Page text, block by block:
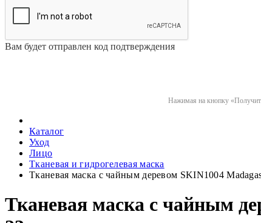
Вам будет отправлен код подтверждения
Нажимая на кнопку
Каталог
Уход
Лицо
Тканевая и гидрогелевая маска
Тканевая маска с чайным деревом SKIN1004
Тканевая маска с чайным